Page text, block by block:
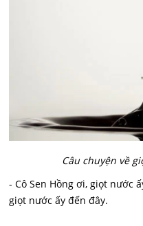
Câu chuyện về
- Cô Sen Hồng ơi, giọt nước
giọt nước ấy đến đây.